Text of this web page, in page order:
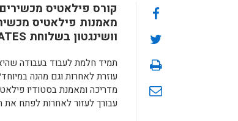
קורס פילאטיס
מאמנות פילאטיס
וושינגטון בשלוחת GREEN PILATES במודיעין.
תמיד חלמת לעבוד בעבודה
עוזרת לאחרות וגם מהנה
מדריכה ומאמנת בסטודיו
עבורך לעזור לאחרות לפתח את